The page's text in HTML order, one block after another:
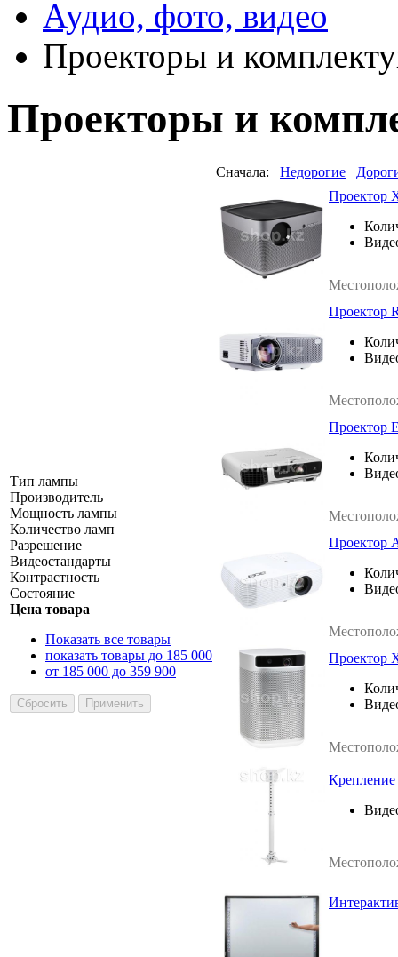
Аудио, фото, видео
Проекторы и
Проекторы и
Тип лампы
Производитель
Мощность лампы
Количество ламп
Разрешение
Видеостандарты
Контрастность
Состояние
Цена товара
Показать все товары
показать товары до 185 000
от 185 000 до 359 900
Сначала: Недорогие
Проектор
Проектор
Проектор
Проектор
Проектор
Крепление